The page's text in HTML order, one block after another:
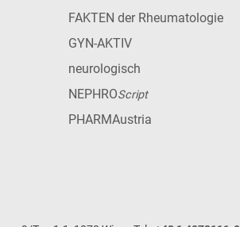
FAKTEN der Rheumatologie
GYN-AKTIV
neurologisch
NEPHROScript
PHARMAustria